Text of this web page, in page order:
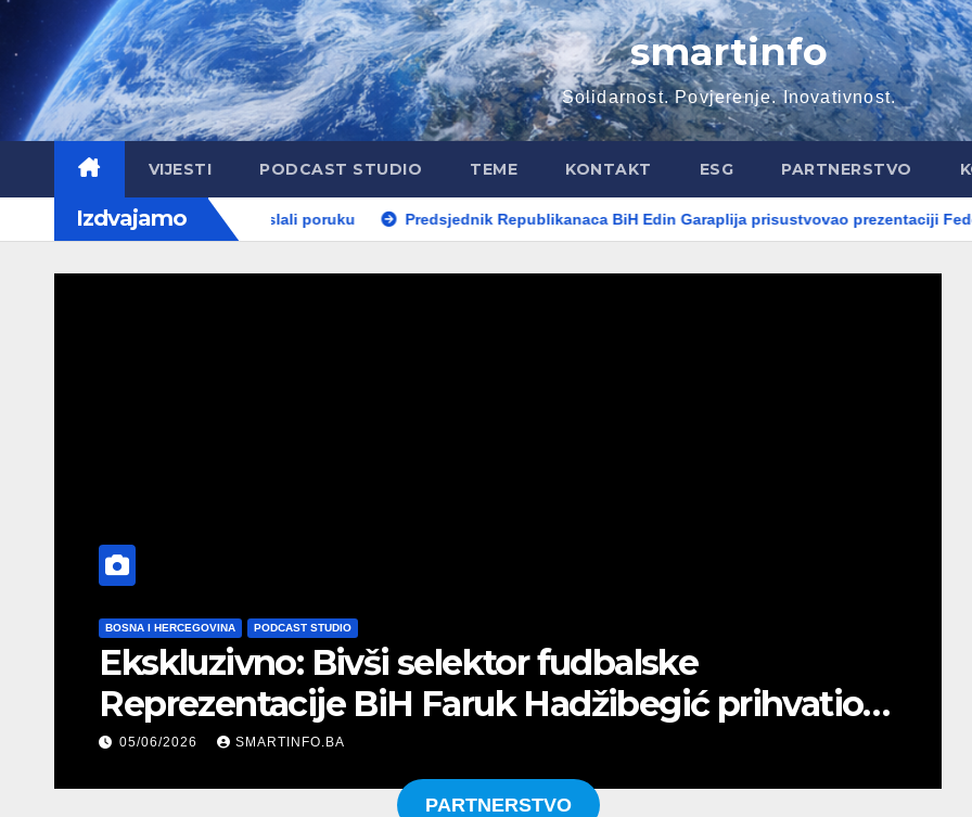
smartinfo
Solidarnost. Povjerenje. Inovativnost.
VIJESTI PODCAST STUDIO TEME KONTAKT ESG PARTNERSTVO
Izdvajamo
kroz parodiju poslali poruku Predsjednik Republikanaca BiH Edin Garaplija prisustvovao prezentaciji Federalnog
BOSNA I HERCEGOVINA PODCAST STUDIO
Ekskluzivno: Bivši selektor fudbalske
Reprezentacije BiH Faruk Hadžibegić prihvatio
nominaciju Republikanaca za Visokog
predstavnika u BiH
05/06/2026 SMARTINFO.BA
PARTNERSTVO